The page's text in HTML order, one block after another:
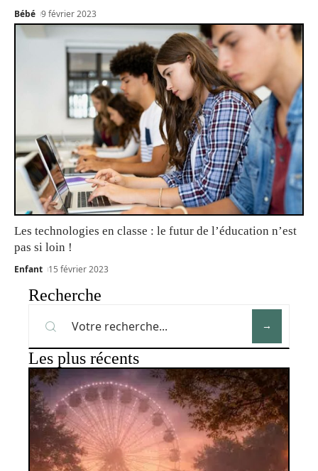
Bébé 9 février 2023
Les technologies en classe : le futur de l’éducation n’est
pas si loin !
Enfant 15 février 2023
Recherche
Les plus récents